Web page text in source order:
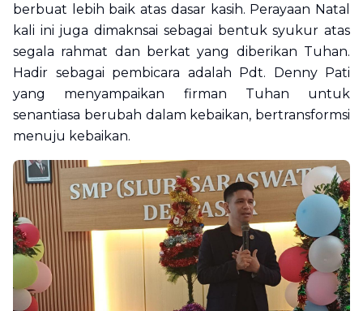
berbuat lebih baik atas dasar kasih. Perayaan Natal
kali ini juga dimaknsai sebagai bentuk syukur atas
segala rahmat dan berkat yang diberikan Tuhan.
Hadir sebagai pembicara adalah Pdt. Denny Pati
yang menyampaikan firman Tuhan untuk
senantiasa berubah dalam kebaikan, bertransformsi
menuju kebaikan.